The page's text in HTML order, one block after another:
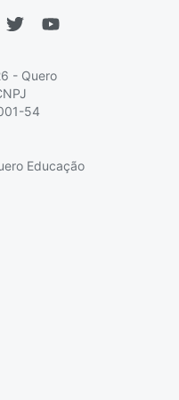
Educa Brasil
- Quero
54
Educação